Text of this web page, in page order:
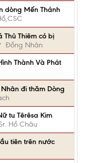
dòng Mến Thánh
Thủ Thiêm có bị
Đồng Nhân
Thành Và Phát
đi thăm Dòng
tu Têrêsa Kim
Hồ Châu
tiên trên nước